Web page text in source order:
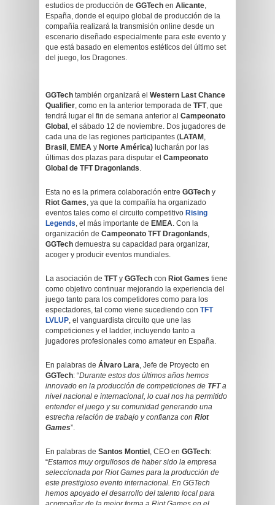
estudios de producción de GGTech en Alicante,
España, donde el equipo global de producción de la
compañía realizará la transmisión online desde un
escenario diseñado especialmente para este evento y
que está basado en elementos estéticos del último set
del juego, los Dragones.
GGTech también organizará el Western Last Chance
Qualifier, como en la anterior temporada de TFT, que
tendrá lugar el fin de semana anterior al Campeonato
Global , el sábado 12 de noviembre. Dos jugadores de
cada una de las regiones participantes (LATAM ,
Brasil , EMEA y Norte América) lucharán por las
últimas dos plazas para disputar el Campeonato
Global de TFT Dragonlands.
Esta no es la primera colaboración entre GGTech y
Riot Games, ya que la compañía ha organizado
eventos tales como el circuito competitivo Rising
Legends, el más importante de EMEA. Con la
organización de Campeonato TFT Dragonlands,
GGTech demuestra su capacidad para organizar,
acoger y producir eventos mundiales.
La asociación de TFTy GGTech con Riot Games tiene
como objetivo continuar mejorando la experiencia del
juego tanto para los competidores como para los
espectadores, tal como viene sucediendo con TFT
LVLUP, el vanguardista circuito que une las
competiciones y el ladder, incluyendo tanto a
jugadores profesionales como amateur en España.
En palabras de Álvaro Lara, Jefe de Proyecto en
GGTech: “Durante estos dos últimos años hemos
innovado en la producción de competiciones de TFTa
nivel nacional e internacional, lo cual nos ha permitido
entender el juego y su comunidad generando una
estrecha relación de trabajo y confianza con Riot
Games”.
En palabras de Santos Montiel , CEO en GGTech:
“Estamos muy orgullosos de haber sido la empresa
seleccionada por Riot Games para la producción de
este prestigioso evento internacional. En GGTech
hemos apoyado el desarrollo del talento local para